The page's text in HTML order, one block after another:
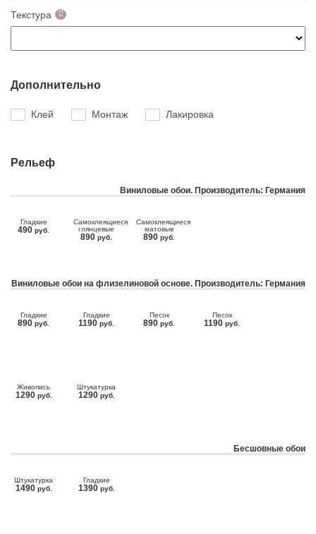
Текстура
Дополнительно
Клей Монтаж Лакировка
Рельеф
Виниловые обои. Производитель: Германия
Гладкие
490 руб.
Самоклеящиеся
глянцевые
890 руб.
Самоклеящиеся
матовые
890 руб.
Виниловые обои на флизелиновой основе. Производитель: Германия
Гладкие
890 руб.
Гладкие
1190 руб.
Песок
890 руб.
Песок
1190 руб.
Живопись
1290 руб.
Штукатурка
1290 руб.
Бесшовные обои
Штукатурка
1490 руб.
Гладкие
1390 руб.